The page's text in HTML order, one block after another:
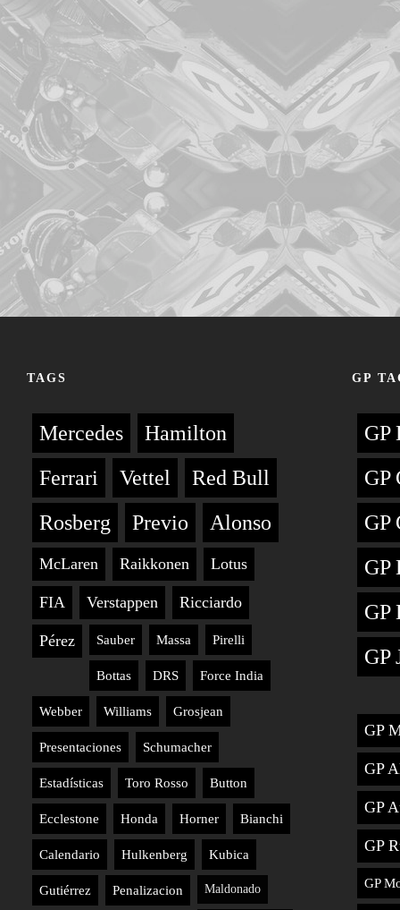
TAGS
Mercedes
Hamilton
Ferrari
Vettel
Red Bull
Rosberg
Previo Alonso
McLaren Raikkonen Lotus
FIA Verstappen Ricciardo
Pérez Sauber Massa Pirelli
Bottas DRS Force India
Webber Williams Grosjean
Presentaciones Schumacher
Estadísticas Toro Rosso Button
Ecclestone Honda Horner Bianchi
Calendario Hulkenberg Kubica
Gutiérrez Penalizacion Maldonado
GP
GP
GP
GP
GP
GP
GP
GP
GP
GP
GP
GP